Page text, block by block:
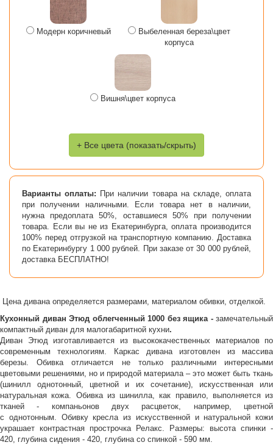
Модерн коричневый
Выбеленная береза\цвет
корпуса
Вишня\цвет корпуса
+ Все цвета (показать/скрыть)
Варианты оплаты: При наличии товара на складе, оплата
при получении наличными. Если товара нет в наличии,
нужна предоплата 50%, оставшиеся 50% при получении
товара. Если вы не из Екатеринбурга, оплата производится
100% перед отгрузкой на транспортную компанию. Доставка
по Екатеринбургу 1 000 рублей. При заказе от 30 000 рублей,
доставка БЕСПЛАТНО!
Цена дивана определяется размерами, материалом обивки, отделкой.
Кухонный диван Этюд облегченный 1000 без ящика - замечательный
компактный диван для малогабаритной кухни.
Диван Этюд изготавливается из высококачественных материалов по
современным технологиям. Каркас дивана изготовлен из массива
березы. Обивка отличается не только различными интересными
цветовыми решениями, но и природой материала – это может быть ткань
(шинилл однотонный, цветной и их сочетание), искусственная или
натуральная кожа. Обивка из шинилла, как правило, выполняется из
тканей - компаньонов двух расцветок, например, цветной
с однотонным. Обивку кресла из искусственной и натуральной кожи
украшает контрастная прострочка Релакс. Размеры: высота спинки -
420, глубина сидения - 420, глубина со спинкой - 590 мм.